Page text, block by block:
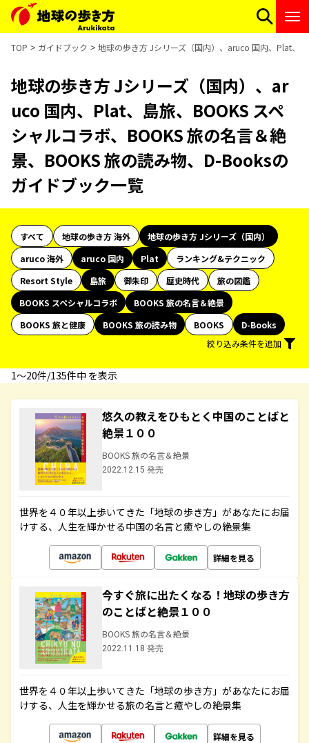
TOP ガイドブック 地球の歩き方 Jシリーズ（国内）、aruco 国内、Plat、
地球の歩き方 Jシリーズ（国内）、ar
uco 国内、Plat、島旅、BOOKS スペ
シャルコラボ、BOOKS 旅の名言＆絶
景、BOOKS 旅の読み物、D-Booksの
ガイドブック一覧
すべて 地球の歩き方 海外
地球の歩き方 Jシリーズ（国内）
aruco 海外
aruco 国内 Plat
ランキング&テクニック
Resort Style
島旅 御朱印 歴史時代
旅の図鑑
BOOKS スペシャルコラボ
BOOKS 旅の名言＆絶景
BOOKS 旅と健康
BOOKS 旅の読み物 BOOKS
D-Books
絞り込み条件を追加
1〜20件/135件中 を表示
悠久の教えをひもとく中国のことばと
絶景１００
BOOKS 旅の名言＆絶景
2022.12.15 発売
世界を４０年以上歩いてきた「地球の歩き方」があなたにお届
けする、人生を輝かせる中国の名言と癒やしの絶景集
詳細を見る
今すぐ旅に出たくなる！地球の歩き方
のことばと絶景１００
BOOKS 旅の名言＆絶景
2022.11.18 発売
世界を４０年以上歩いてきた「地球の歩き方」があなたにお届
けする、人生を輝かせる旅の名言と癒やしの絶景集
詳細を見る